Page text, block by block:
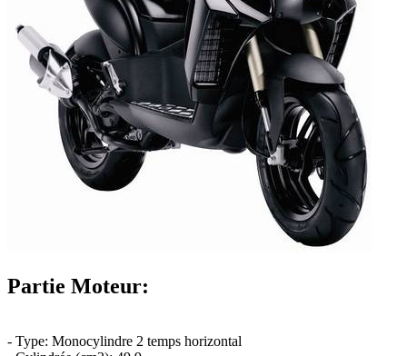
Partie Moteur:
- Type: Monocylindre 2 temps horizontal